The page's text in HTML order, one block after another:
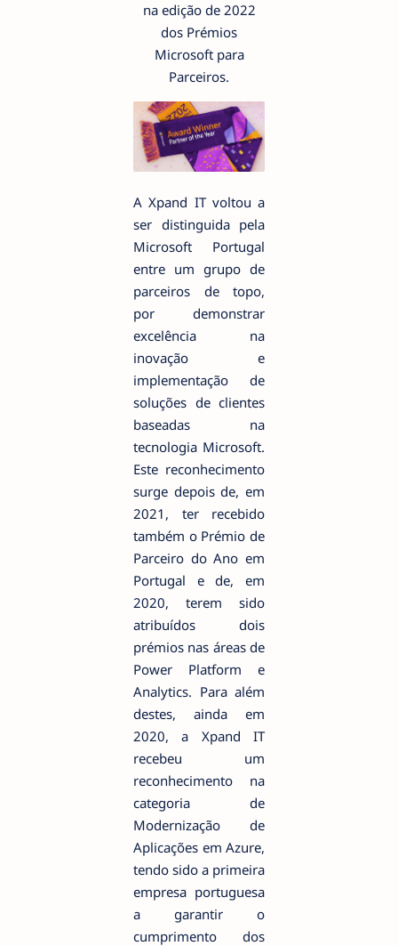
na edição de 2022
dos Prémios
Microsoft para
Parceiros.
A Xpand IT voltou a
ser distinguida pela
Microsoft Portugal
entre um grupo de
parceiros de topo,
por demonstrar
excelência na
inovação e
implementação de
soluções de clientes
baseadas na
tecnologia Microsoft.
Este reconhecimento
surge depois de, em
2021, ter recebido
também o Prémio de
Parceiro do Ano em
Portugal e de, em
2020, terem sido
atribuídos dois
prémios nas áreas de
Power Platform e
Analytics. Para além
destes, ainda em
2020, a Xpand IT
recebeu um
reconhecimento na
categoria de
Modernização de
Aplicações em Azure,
tendo sido a primeira
empresa portuguesa
a garantir o
cumprimento dos